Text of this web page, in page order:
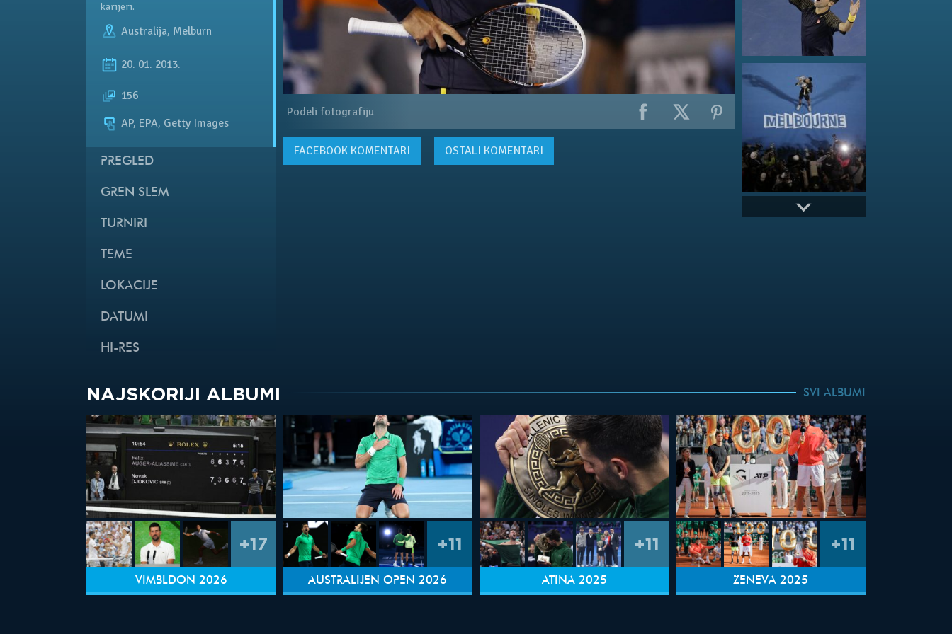
karijeri.
Australija, Melburn
20. 01. 2013.
156
AP, EPA, Getty Images
PREGLED
GREN SLEM
TURNIRI
TEME
LOKACIJE
DATUMI
HI-RES
Podeli fotografiju
FACEBOOKKOMENTARI OSTALI KOMENTARI
NAJSKORIJI ALBUMI SVI ALBUMI
+17
VIMBLDON 2026
+11
AUSTRALIJEN OPEN 2026
+11
ATINA 2025
+11
ŽENEVA 2025